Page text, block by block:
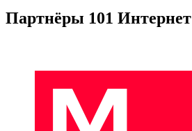
Партнёры 101 Интернет